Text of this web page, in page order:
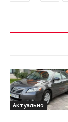
Актуально